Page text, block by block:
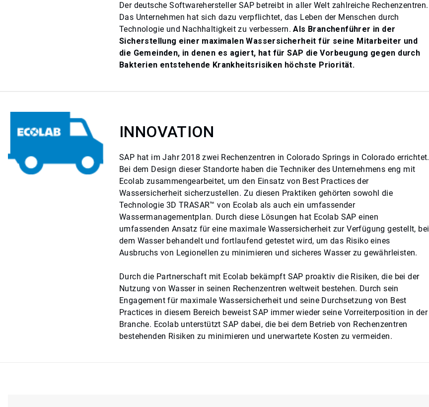
Der deutsche Softwarehersteller SAP betreibt in aller Welt zahlreiche Rechenzentren.
Das Unternehmen hat sich dazu verpflichtet, das Leben der Menschen durch
Technologie und Nachhaltigkeit zu verbessern.Als Branchenführer in der
Sicherstellung einer maximalen Wassersicherheit für seine Mitarbeiter und
die Gemeinden, in denen es agiert, hat für SAP die Vorbeugung gegen durch
Bakterien entstehende Krankheitsrisiken höchste Priorität.
INNOVATION
SAP hat im Jahr 2018 zwei Rechenzentren in Colorado Springs in Colorado errichtet.
Bei dem Design dieser Standorte haben die Techniker des Unternehmens eng mit
Ecolab zusammengearbeitet, um den Einsatz von Best Practices der
Wassersicherheit sicherzustellen. Zu diesen Praktiken gehörten sowohl die
Technologie 3D TRASAR™ von Ecolab als auch ein umfassender
Wassermanagementplan. Durch diese Lösungen hat Ecolab SAP einen
umfassenden Ansatz für eine maximale Wassersicherheit zur Verfügung gestellt, bei
dem Wasser behandelt und fortlaufend getestet wird, um das Risiko eines
Ausbruchs von Legionellen zu minimieren und sicheres Wasser zu gewährleisten.
Durch die Partnerschaft mit Ecolab bekämpft SAP proaktiv die Risiken, die bei der
Nutzung von Wasser in seinen Rechenzentren weltweit bestehen. Durch sein
Engagement für maximale Wassersicherheit und seine Durchsetzung von Best
Practices in diesem Bereich beweist SAP immer wieder seine Vorreiterposition in der
Branche. Ecolab unterstützt SAP dabei, die bei dem Betrieb von Rechenzentren
bestehenden Risiken zu minimieren und unerwartete Kosten zu vermeiden.